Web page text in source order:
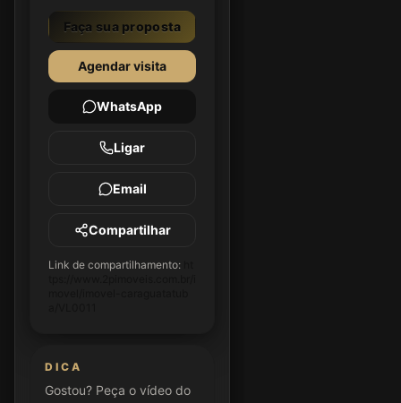
Faça sua proposta
Agendar visita
WhatsApp
Ligar
Email
Compartilhar
Link de compartilhamento:
DICA
Gostou? Peça o vídeo do